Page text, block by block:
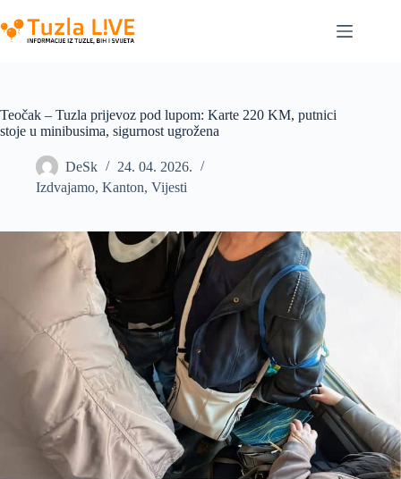
to
content
Teočak – Tuzla prijevoz pod lupom: Karte 220 KM, putnici
stoje u minibusima, sigurnost ugrožena
DeSk
24. 04. 2026.
Izdvajamo, Kanton, Vijesti